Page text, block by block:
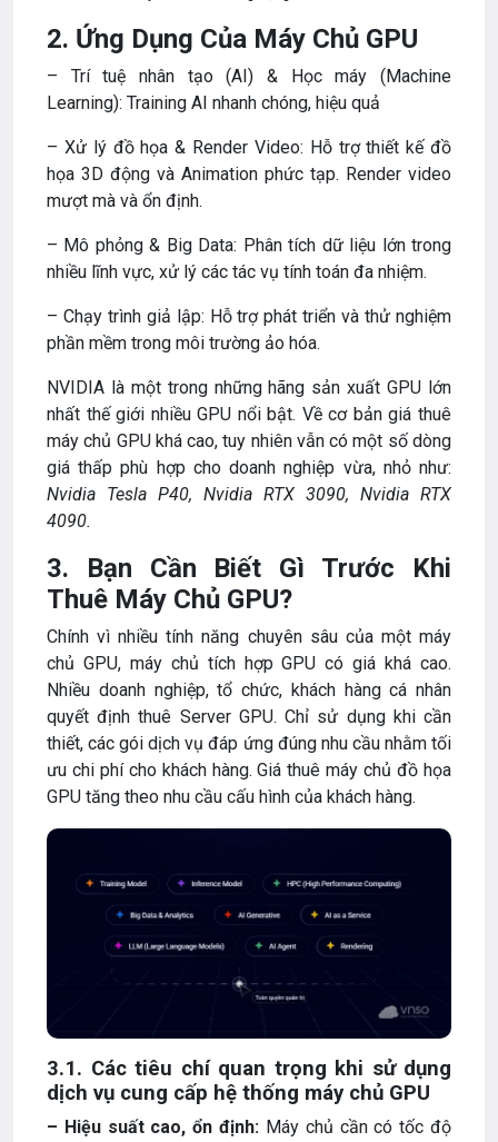
2. Ứng Dụng Của Máy Chủ GPU
– Trí tuệ nhân tạo (AI) & Học máy (Machine
Learning): Training AI nhanh chóng, hiệu quả
– Xử lý đồ họa & Render Video: Hỗ trợ thiết kế đồ
họa 3D động và Animation phức tạp. Render video
mượt mà và ổn định.
– Mô phỏng & Big Data: Phân tích dữ liệu lớn trong
nhiều lĩnh vực, xử lý các tác vụ tính toán đa nhiệm.
– Chạy trình giả lập: Hỗ trợ phát triển và thử nghiệm
phần mềm trong môi trường ảo hóa.
NVIDIA là một trong những hãng sản xuất GPU lớn
nhất thế giới nhiều GPU nổi bật. Về cơ bản giá thuê
máy chủ GPU khá cao, tuy nhiên vẫn có một số dòng
giá thấp phù hợp cho doanh nghiệp vừa, nhỏ như:
Nvidia Tesla P40, Nvidia RTX 3090, Nvidia RTX
4090.
3. Bạn Cần Biết Gì Trước Khi
Thuê Máy Chủ GPU?
Chính vì nhiều tính năng chuyên sâu của một máy
chủ GPU, máy chủ tích hợp GPU có giá khá cao.
Nhiều doanh nghiệp, tổ chức, khách hàng cá nhân
quyết định thuê Server GPU. Chỉ sử dụng khi cần
thiết, các gói dịch vụ đáp ứng đúng nhu cầu nhằm tối
ưu chi phí cho khách hàng. Giá thuê máy chủ đồ họa
GPU tăng theo nhu cầu cấu hình của khách hàng.
3.1. Các tiêu chí quan trọng khi sử dụng
dịch vụ cung cấp hệ thống máy chủ GPU
– Hiệu suất cao, ổn định: Máy chủ cần có tốc độ